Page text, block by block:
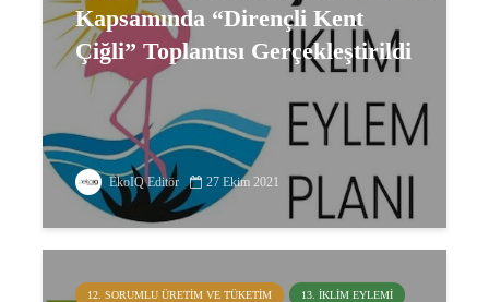
Kapsamında “Dirençli Kent
Çiğli” Toplantısı Gerçekleştirildi
EkoIQ Editör 27 Ekim 2021
12. SORUMLU ÜRETIM VE TÜKETIM 13. İKLIM EYLEMI